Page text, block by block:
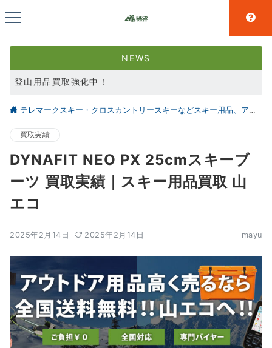
NEWS
登山用品買取強化中！
スキー用品買取強化中！
テレマークスキー・クロスカントリースキーなどスキー用品、アウトドア、キャンプ用品の買取なら仙台の【山とエコ】
買取実績
DYNAFIT NEO PX 25cmスキーブ
ーツ 買取実績｜スキー用品買取 山
エコ
2025年2月14日 2025年2月14日 mayu